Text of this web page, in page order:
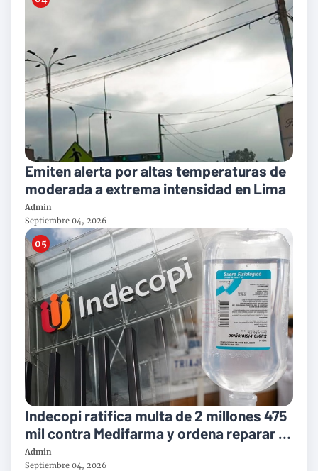
Emiten alerta por altas temperaturas de
moderada a extrema intensidad en Lima
Admin
Septiembre 04, 2026
Indecopi ratifica multa de 2 millones 475
mil contra Medifarma y ordena reparar a
victimas del suero defectuoso
Admin
Septiembre 04, 2026